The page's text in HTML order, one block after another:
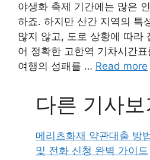
야생화 축제 기간에는 많은
하죠. 하지만 산간 지역의 특
많지 않고, 도로 상황에 따라
어 정확한 고한역 기차시간
여행의 성패를 … Read more
다른 기사
메리츠화재 약관대출 방
및 전화 신청 완벽 가이드